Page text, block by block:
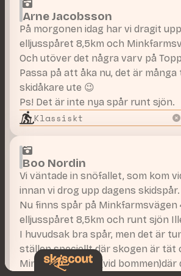
Arne Jacobsson
På morgonen idag har vi dragit
elljusspåret 8,5km och
Och utöver det några varv på
Passa på att åka nu, det är många
skidåkare ute 😉
Ps! Det är inte nya spår runt sjön.
Klassiskt
Boo Nordin
Vi väntade in snöfallet, som kom
innan vi drog upp dagens skidspår.
Nu finns spår på Minkfarmsvägen
elljusspåret 8,5km och runt sjön
I huvudsak bra spår, men det är
ställen speciellt där skogen är tät
Minkfarmsvägen (vid